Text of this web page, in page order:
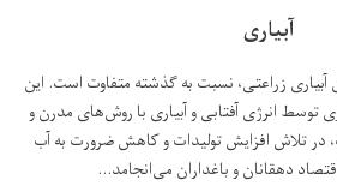
آبیاری
زراعتی، نسبت به گذشته متفاوت است. این
توسط انرژی آفتابی و آبیاری با روش‌های مدرن و
تلاش افزایش تولیدات و کاهش ضرورت به آب
دهقانان و باغداران می‌انجامد...